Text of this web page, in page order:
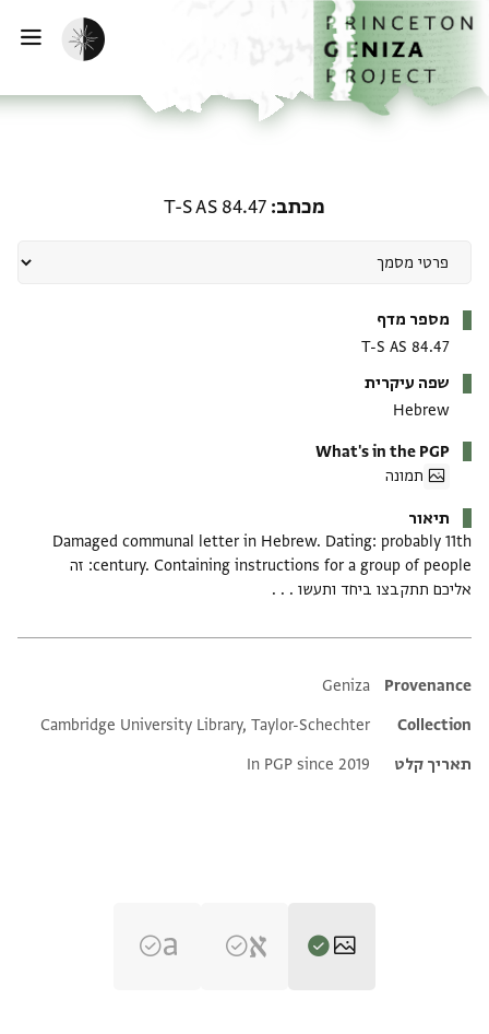
לתוכןהבית
הפעלת מצב כהה
מכתב T-S AS 84.47
מספר מדף
T-S AS 84.47
שפה עיקרית
Hebrew
What's in the PGP
תמונה
תיאור
Damaged communal letter in Hebrew. Dating: probably 11th
century. Containing instructions for a group of people: זה
אליכם תתקבצו ביחד ותעשו . . .
Additional metadata
Provenance
Geniza
Collection
Cambridge University Library, Taylor-Schechter
תאריך קלט
In PGP since 2019